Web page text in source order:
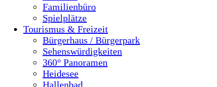
Familienbüro
Spielplätze
Tourismus & Freizeit
Bürgerhaus / Bürgerpark
Sehenswürdigkeiten
360° Panoramen
Heidesee
Hallenbad